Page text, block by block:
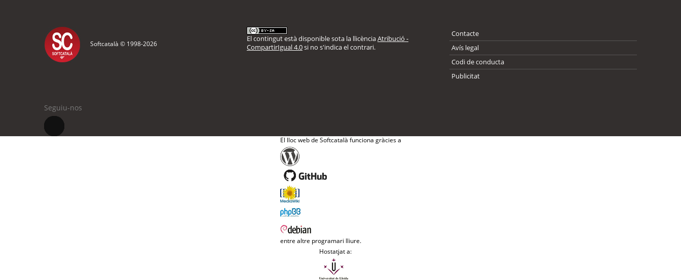
Softcatalà © 1998-2026
El contingut està disponible sota la llicènciaAtribució -
CompartirIgual 4.0si no s'indica el contrari.
Contacte
Avís legal
Codi de conducta
Publicitat
Seguiu-nos
El lloc web de Softcatalà funciona gràcies a
entre altre programari lliure.
Hostatjat a: